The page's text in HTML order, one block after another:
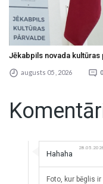
Jēkabpils novada
augusts 05 , 2026 0
Hahaha
Foto, kur bēglis